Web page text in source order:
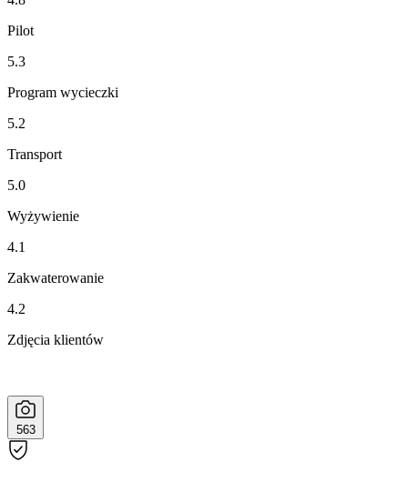
Pilot
5.3
Program wycieczki
5.2
Transport
5.0
Wyżywienie
4.1
Zakwaterowanie
4.2
Zdjęcia klientów
563